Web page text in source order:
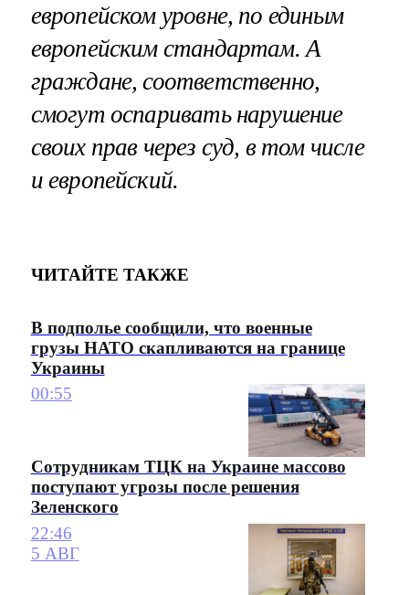
европейском уровне, по единым
европейским стандартам. А
граждане, соответственно,
смогут оспаривать нарушение
своих прав через суд, в том числе
и европейский.
ЧИТАЙТЕ ТАКЖЕ
В подполье сообщили, что военные
грузы НАТО скапливаются на границе
Украины
00:55
Сотрудникам ТЦК на Украине массово
поступают угрозы после решения
Зеленского
22:46
5 АВГ